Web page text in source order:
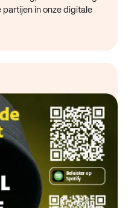
partijen in onze digitale